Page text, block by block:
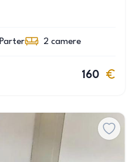
Parter 2 camere
160